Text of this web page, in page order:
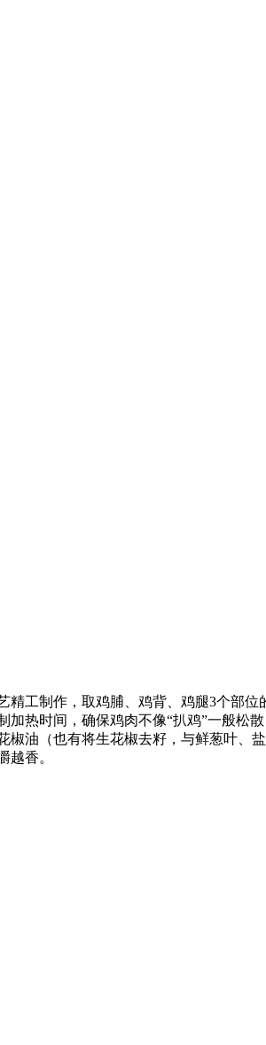
工制作，取鸡脯、鸡背、鸡腿3个部
热时间，确保鸡肉不像“扒鸡”一般松
油（也有将生花椒去籽，与鲜葱叶、
越香。